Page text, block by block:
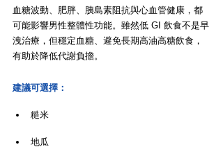
血糖波動、肥胖、胰島素阻抗與心血管健康，都
可能影響男性整體性功能。雖然低 GI 飲食不是早
洩治療，但穩定血糖、避免長期高油高糖飲食，
有助於降低代謝負擔。
建議可選擇：
糙米
地瓜